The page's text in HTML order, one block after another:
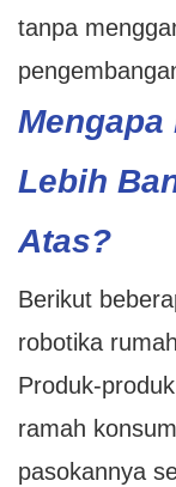
tanpa
Lebih
Atas?
Berikut
robotika
Produk-
ramah
pasokannya